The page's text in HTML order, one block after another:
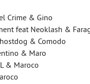
Crime & Gino
feat Neoklash &
& Comodo
& Maro
& Maroco